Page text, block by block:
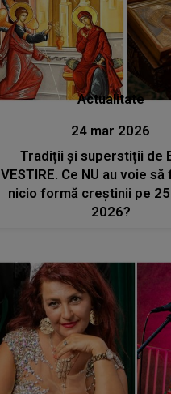
Actualitate
24 mar 2026
Tradiții și superstiții de
VESTIRE. Ce NU au voie să
nicio formă creștinii pe
2026?